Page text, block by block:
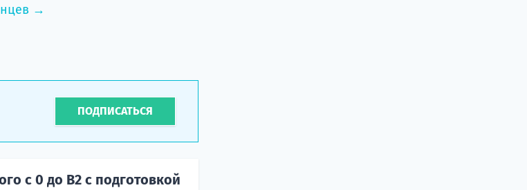
→
ПОДПИСАТЬСЯ
с 0 до B2 с подготовкой